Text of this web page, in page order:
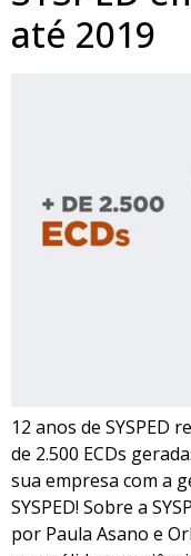
até 2019
12 anos de SYSPED
de 2.500 ECDs
sua empresa com a
SYSPED! Sobre a
por Paula Asano e